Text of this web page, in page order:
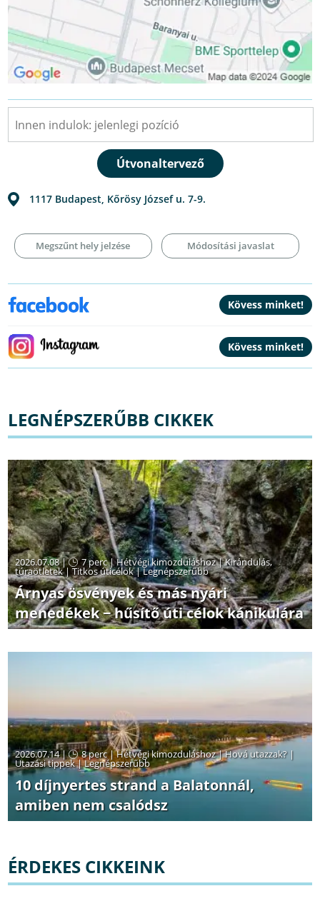
1117 Budapest, Kőrösy József u. 7-9.
Megszűnt hely jelzése Módosítási javaslat
LEGNÉPSZERŰBB CIKKEK
2026.07.08 | 7 perc|Hétvégi kimozduláshoz|Kirándulás,
túraötletek|Titkos úticélok|Legnépszerűbb
Árnyas ösvények és más nyári
menedékek − hűsítő úti célok kánikulára
2026.07.14 | 8 perc|Hétvégi kimozduláshoz|Hová utazzak? |
Utazási tippek|Legnépszerűbb
10 díjnyertes strand a Balatonnál,
amiben nem csalódsz
ÉRDEKES CIKKEINK